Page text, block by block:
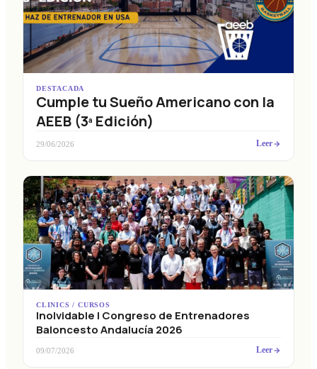
DESTACADA
Cumple tu Sueño Americano con la
AEEB (3ª Edición)
29/06/2026 Leer
CLINICS / CURSOS
Inolvidable I Congreso de Entrenadores
Baloncesto Andalucía 2026
09/07/2026 Leer